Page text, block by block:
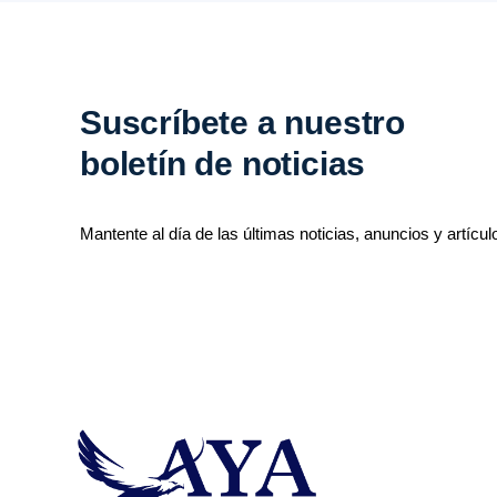
Suscríbete a nuestro
boletín de noticias
Mantente al día de las últimas noticias, anuncios y